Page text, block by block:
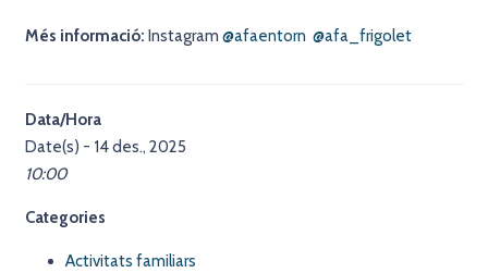
Més informació: Instagram @afaentorn @afa_frigolet
Data/Hora
Date(s) - 14 des., 2025
10:00
Categories
Activitats familiars